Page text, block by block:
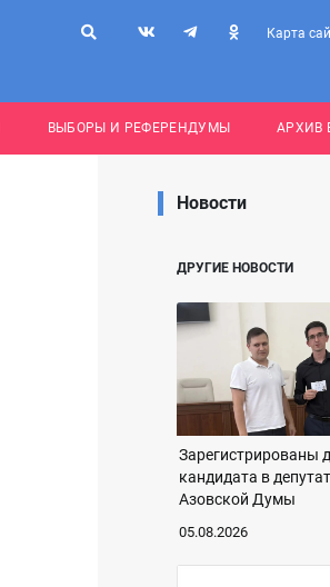
Карта
ВЫБОРЫ И РЕФЕРЕНДУМЫ АРХИВ
Новости
ДРУГИЕ НОВОСТИ
Зарегистрированы
кандидата в
Азовской Думы
05.08.2026